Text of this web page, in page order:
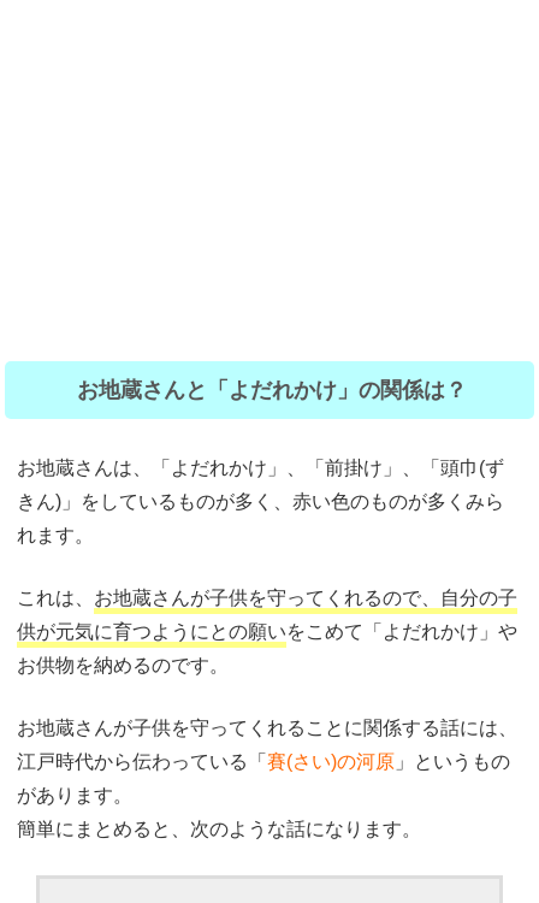
お地蔵さんと「よだれかけ」の関係は？
お地蔵さんは、「よだれかけ」、「前掛け」、「頭巾(ず
きん)」をしているものが多く、赤い色のものが多くみら
れます。
これは、 お地蔵さんが子供を守ってくれるので、自分の子
供が元気に育つようにとの願いをこめて「よだれかけ」や
お供物を納めるのです。
お地蔵さんが子供を守ってくれることに関係する話には、
江戸時代から伝わっている「賽(さい)の河原 」というもの
があります。
簡単にまとめると、次のような話になります。